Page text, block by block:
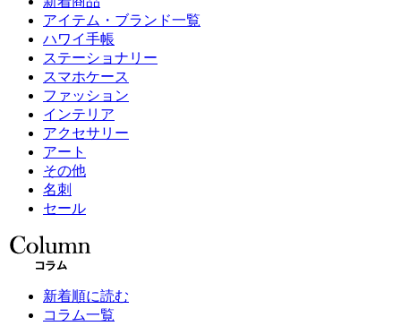
アイテム・ブランド一覧
ハワイ手帳
ステーショナリー
スマホケース
ファッション
インテリア
アクセサリー
アート
その他
名刺
セール
新着順に読む
コラム一覧